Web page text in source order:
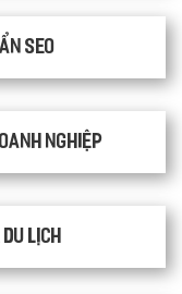
SEO
nghiệp
lịch